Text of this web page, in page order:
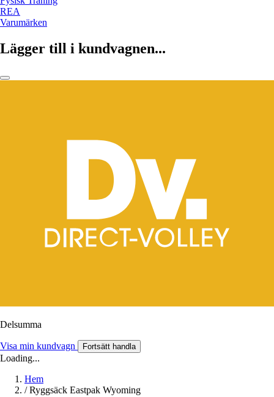
REA
Varumärken
Lägger till i kundvagnen...
Delsumma
Visa min kundvagn Fortsätt handla
Loading...
Hem
/ Ryggsäck Eastpak Wyoming